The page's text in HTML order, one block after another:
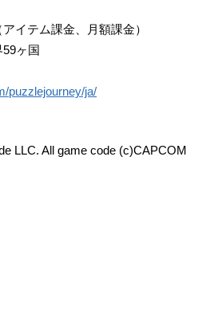
イテム課金、月額課金）
ヶ国
puzzlejourney/ja/
LLC. All game code (c)CAPCOM